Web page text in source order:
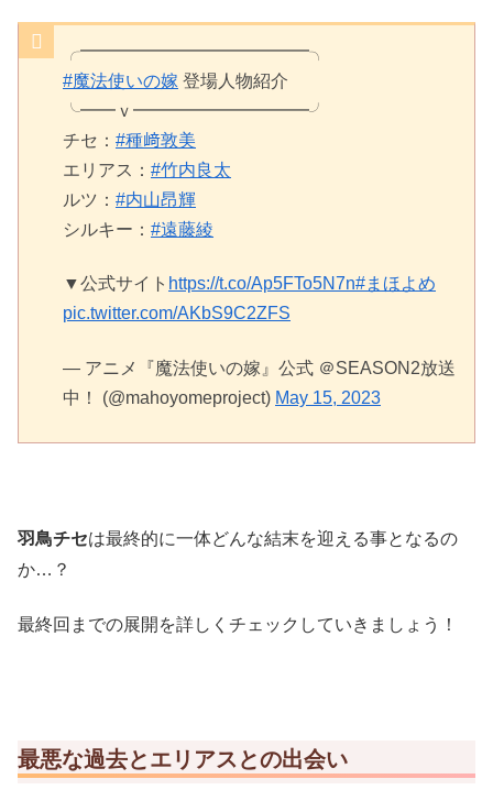
╭━━━━━━━━━━━━━╮
#魔法使いの嫁 登場人物紹介
╰━━ｖ━━━━━━━━━━╯
チセ： #種﨑敦美
エリアス： #竹内良太
ルツ： #内山昂輝
シルキー： #遠藤綾
▼公式サイト https://t.co/Ap5FTo5N7n#まほよめ
pic.twitter.com/AKbS9C2ZFS
— アニメ『魔法使いの嫁』公式 ＠SEASON2放送
中！ (@mahoyomeproject) May 15, 2023
羽鳥チセは最終的に一体どんな結末を迎える事となるの
か…？
最終回までの展開を詳しくチェックしていきましょう！
最悪な過去とエリアスとの出会い